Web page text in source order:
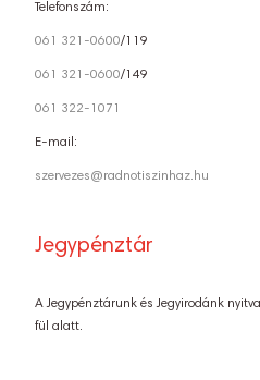
Telefonszám:
061 321-0600/119
061 321-0600/149
061 322-1071
E-mail:
szervezes@radnotiszinhaz.hu
Jegypénztár
A Jegypénztárunk és Jegyirodánk
fül alatt.